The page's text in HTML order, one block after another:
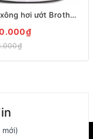
Phòng xông hơi ướt Brother PDM-04